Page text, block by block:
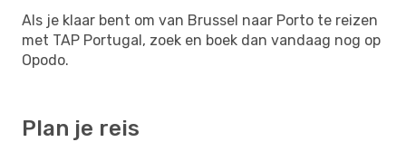
Als je klaar bent om van Brussel naar Porto te reizen
met TAP Portugal, zoek en boek dan vandaag nog op
Opodo.
Plan je reis